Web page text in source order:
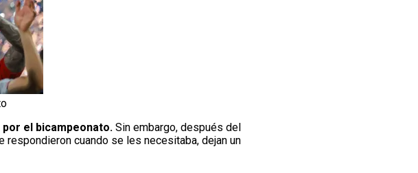
el bicampeonato. Sin embargo, después del
respondieron cuando se les necesitaba, dejan un